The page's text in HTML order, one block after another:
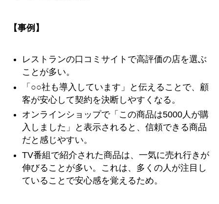
【事例】
レストランの口コミサイトで高評価の店を選ぶ
ことが多い。
「○○社も導入しています」と伝えることで、顧
客が安心して契約を決断しやすくなる。
オンラインショップで「この商品は5000人が購
入しました」と表示されると、信頼できる商品
だと感じやすい。
TV番組で紹介された商品は、一気に売れ行きが
伸びることが多い。これは、多くの人が注目し
ていることで安心感を覚えるため。